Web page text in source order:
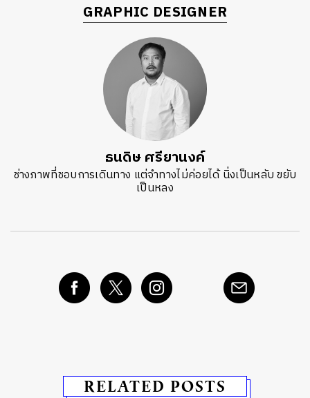
GRAPHIC DESIGNER
ธนดิษ​ ศรี​ยา​นงค์​
ช่างภาพที่ชอบการเดินทาง แต่จำทางไม่ค่อยได้ นิ่งเป็นหลับ ขยับ
เป็นหลง
RELATED POSTS